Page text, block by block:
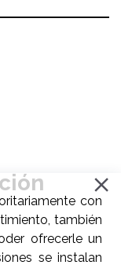
con
también
ofrecerle un
se instalan